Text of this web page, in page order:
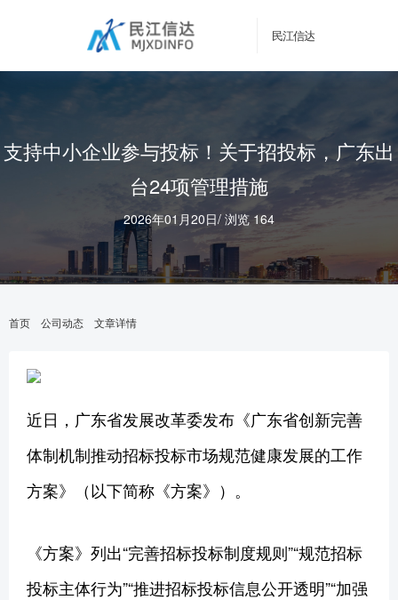
民江信达
支持中小企业参与投标！关于招投标，广东出
台24项管理措施
2026年01月20日/ 浏览 164
首页 公司动态 文章详情
近日，广东省发展改革委发布《广东省创新完善
体制机制推动招标投标市场规范健康发展的工作
方案》（以下简称《方案》）。
《方案》列出“完善招标投标制度规则”“规范招标
投标主体行为”“推进招标投标信息公开透明”“加强